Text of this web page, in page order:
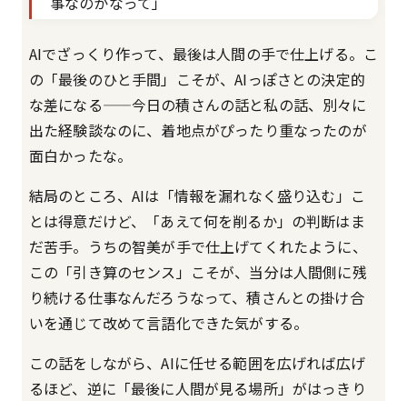
AIでざっくり作って、最後は人間の手で仕上げる。こ
の「最後のひと手間」こそが、AIっぽさとの決定的
な差になる——今日の積さんの話と私の話、別々に
出た経験談なのに、着地点がぴったり重なったのが
面白かったな。
結局のところ、AIは「情報を漏れなく盛り込む」こ
とは得意だけど、「あえて何を削るか」の判断はま
だ苦手。うちの智美が手で仕上げてくれたように、
この「引き算のセンス」こそが、当分は人間側に残
り続ける仕事なんだろうなって、積さんとの掛け合
いを通じて改めて言語化できた気がする。
この話をしながら、AIに任せる範囲を広げれば広げ
るほど、逆に「最後に人間が見る場所」がはっきり